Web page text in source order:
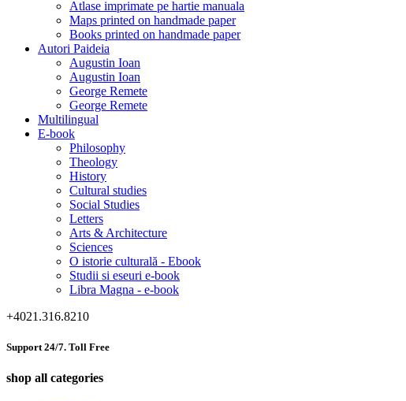
Atlase imprimate pe hartie manuala
Maps printed on handmade paper
Books printed on handmade paper
Autori Paideia
Augustin Ioan
Augustin Ioan
George Remete
George Remete
Multilingual
E-book
Philosophy
Theology
History
Cultural studies
Social Studies
Letters
Arts & Architecture
Sciences
O istorie culturală - Ebook
Studii si eseuri e-book
Libra Magna - e-book
+4021.316.8210
Support 24/7. Toll Free
shop all categories